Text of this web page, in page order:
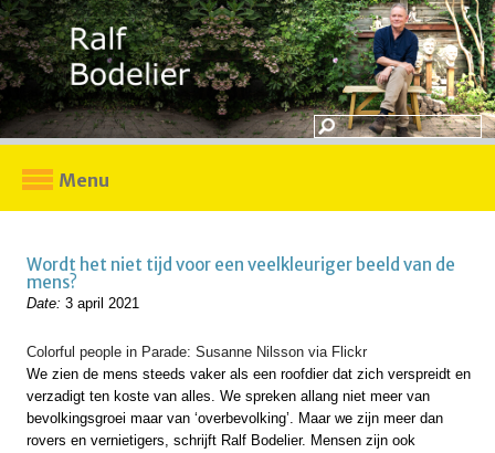
Menu
Wordt het niet tijd voor een veelkleuriger beeld van de
mens?
Date: 3 april 2021
Colorful people in Parade: Susanne Nilsson via Flickr
We zien de mens steeds vaker als een roofdier dat zich verspreidt en
verzadigt ten koste van alles. We spreken allang niet meer van
bevolkingsgroei maar van ‘overbevolking’. Maar we zijn meer dan
rovers en vernietigers, schrijft Ralf Bodelier. Mensen zijn ook